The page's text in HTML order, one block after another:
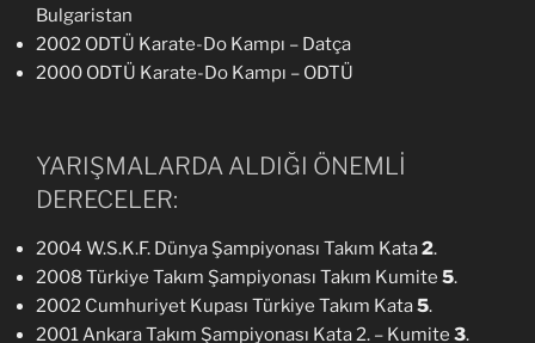
Bulgaristan
2002 ODTÜ Karate-Do Kampı – Datça
2000 ODTÜ Karate-Do Kampı – ODTÜ
YARIŞMALARDA ALDIĞI ÖNEMLİ
DERECELER:
2004 W.S.K.F. Dünya Şampiyonası Takım Kata2.
2008 Türkiye Takım Şampiyonası Takım Kumite 5.
2002 Cumhuriyet Kupası Türkiye Takım Kata5.
2001 Ankara Takım Şampiyonası Kata 2. – Kumite 3.